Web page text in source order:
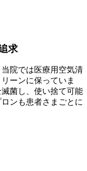
求
院では医療用空気清
ーンに保っていま
菌し、使い捨て可能
ンも患者さまごとに